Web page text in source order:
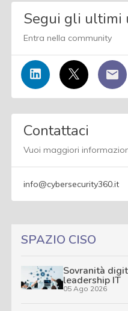
Segui gli ultimi
Entra nella community
Contattaci
Vuoi maggiori
info@cybersecurity360.it
SPAZIO CISO
Sovranità
leadership IT
05 Ago 2026